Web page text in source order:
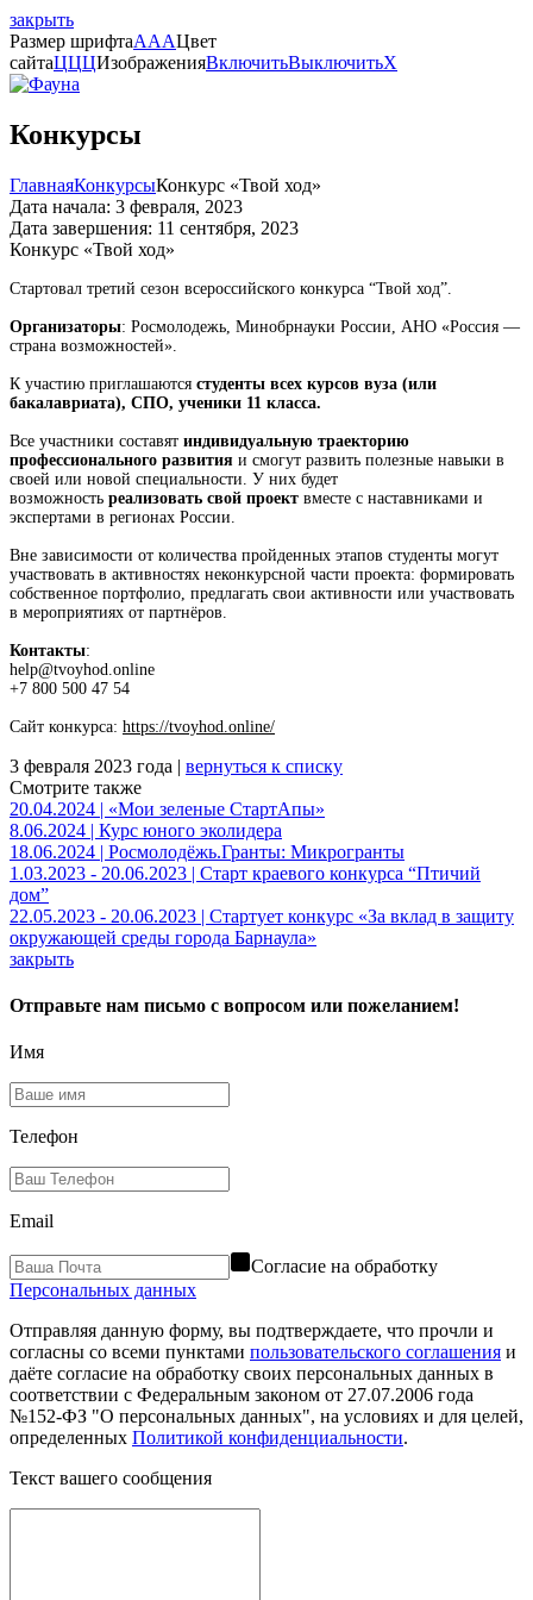
закрыть
Размер шрифтаAAAЦвет
сайтаЦЦЦИзображенияВключитьВыключитьX
Конкурсы
ГлавнаяКонкурсыКонкурс «Твой ход»
Дата начала: 3 февраля, 2023
Дата завершения: 11 сентября, 2023
Конкурс «Твой ход»
Стартовал третий сезон всероссийского конкурса “Твой ход”.
Организаторы: Росмолодежь, Минобрнауки России, АНО «Россия —
страна возможностей».
К участию приглашаются студенты всех курсов вуза (или
бакалавриата), СПО, ученики 11 класса.
Все участники составят индивидуальную траекторию
профессионального развития и смогут развить полезные навыки в
своей или новой специальности. У них будет
возможность реализовать свой проект вместе с наставниками и
экспертами в регионах России.
Вне зависимости от количества пройденных этапов студенты могут
участвовать в активностях неконкурсной части проекта: формировать
собственное портфолио, предлагать свои активности или участвовать
в мероприятиях от партнёров.
Контакты:
help@tvoyhod.online
+7 800 500 47 54
Сайт конкурса: https://tvoyhod.online/
3 февраля 2023 года | вернуться к списку
Смотрите также
20.04.2024 | «Мои зеленые СтартАпы»
8.06.2024 | Курс юного эколидера
18.06.2024 | Росмолодёжь.Гранты: Микрогранты
1.03.2023 - 20.06.2023 | Старт краевого конкурса “Птичий
дом”
22.05.2023 - 20.06.2023 | Стартует конкурс «За вклад в защиту
окружающей среды города Барнаула»
закрыть
Отправьте нам письмо с вопросом или пожеланием!
Имя
Телефон
Email
Согласие на обработку
Персональных данных
Отправляя данную форму, вы подтверждаете, что прочли и
согласны со всеми пунктами пользовательского соглашения и
даёте согласие на обработку своих персональных данных в
соответствии с Федеральным законом от 27.07.2006 года
№152-ФЗ "О персональных данных", на условиях и для целей,
определенных Политикой конфиденциальности.
Текст вашего сообщения